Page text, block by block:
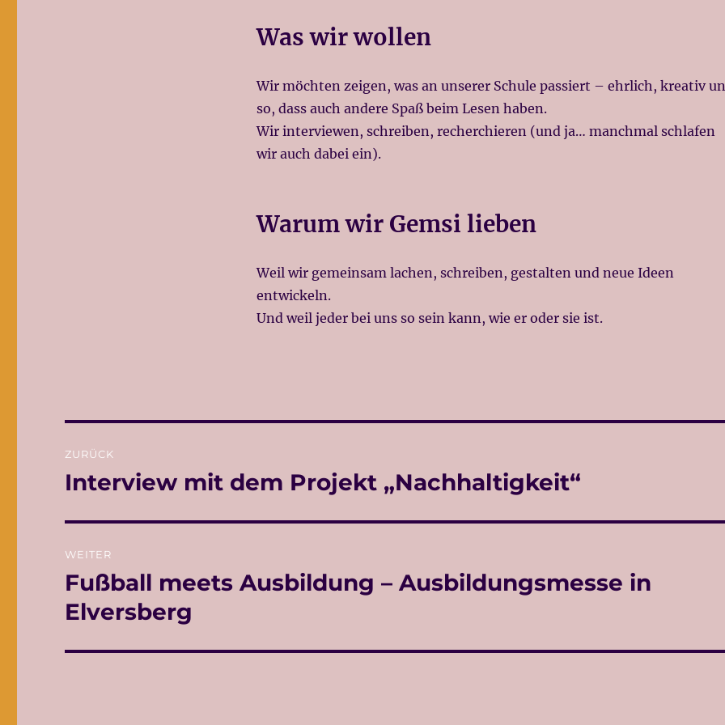
Was wir wollen
Wir möchten zeigen, was an unserer Schule passiert – ehrlich, kreativ
so, dass auch andere Spaß beim Lesen haben.
Wir interviewen, schreiben, recherchieren (und ja… manchmal schlafen
wir auch dabei ein).
Warum wir Gemsi lieben
Weil wir gemeinsam lachen, schreiben, gestalten und neue Ideen
entwickeln.
Und weil jeder bei uns so sein kann, wie er oder sie ist.
ZURÜCK
Vorheriger
Interview mit dem Projekt „Nachhaltigkeit“
WEITER
Nächster
Beitrag:
Fußball meets Ausbildung – Ausbildungsmesse in
Elversberg